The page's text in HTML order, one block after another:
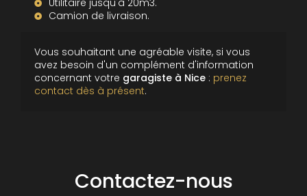
Utilitaire jusqu'à 20m3.
Camion de livraison.
Vous souhaitant une agréable visite, si vous
avez besoin d'un complément d'information
concernant votre garagiste à Nice : prenez
contact dès à présent.
Contactez-nous